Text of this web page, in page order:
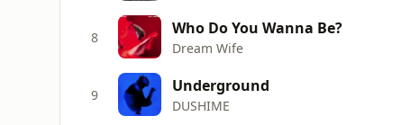
8 Who Do You Wanna Be?
Dream Wife
9 Underground
DUSHIME